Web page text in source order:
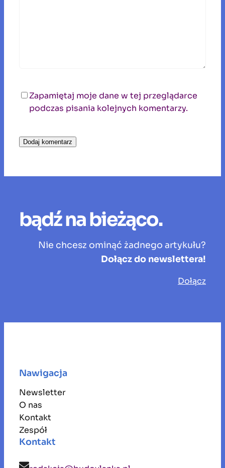
Zapamiętaj moje dane w tej przeglądarce
podczas pisania kolejnych komentarzy.
bądź na bieżąco.
Nie chcesz ominąć żadnego artykułu?
Dołącz do newslettera!
Dołącz
Nawigacja
Newsletter
O nas
Kontakt
Zespół
Kontakt